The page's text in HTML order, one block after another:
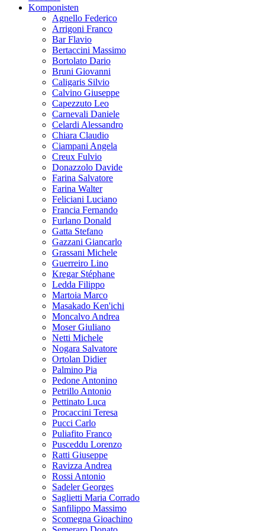
Komponisten
Agnello Federico
Arrigoni Franco
Bar Flavio
Bertaccini Massimo
Bortolato Dario
Bruni Giovanni
Caligaris Silvio
Calvino Giuseppe
Capezzuto Leo
Carnevali Daniele
Celardi Alessandro
Chiara Claudio
Ciampani Angela
Creux Fulvio
Donazzolo Davide
Farina Salvatore
Farina Walter
Feliciani Luciano
Francia Fernando
Furlano Donald
Gatta Stefano
Gazzani Giancarlo
Grassani Michele
Guerreiro Lino
Kregar Stéphane
Ledda Filippo
Martoia Marco
Masakado Ken'ichi
Moncalvo Andrea
Moser Giuliano
Netti Michele
Nogara Salvatore
Ortolan Didier
Palmino Pia
Pedone Antonino
Petrillo Antonio
Pettinato Luca
Procaccini Teresa
Pucci Carlo
Puliafito Franco
Pusceddu Lorenzo
Ratti Giuseppe
Ravizza Andrea
Rossi Antonio
Sadeler Georges
Saglietti Maria Corrado
Sanfilippo Massimo
Scomegna Gioachino